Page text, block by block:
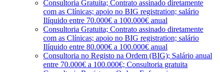
Consultoria Gratuita; Contrato assinado diretamente
com as Clínicas; apoio no BIG registration; salário
Ilíquido entre 70.000€ a 100.000€ anual
Consultoria Gratuita; Contrato assinado diretamente
com as Clínicas; apoio no BIG registration; salário
Ilíquido entre 80.000€ a 100.000€ anual
Consultoria no Registo na Ordem (BIG); Salário anual
entre 70.000€ a 100.000€; Consultoria gratuita